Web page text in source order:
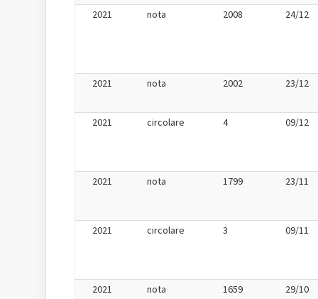
2021 nota 2008 24/12
2021 nota 2002 23/12
2021 circolare 4 09/12
2021 nota 1799 23/11
2021 circolare 3 09/11
2021 nota 1659 29/10